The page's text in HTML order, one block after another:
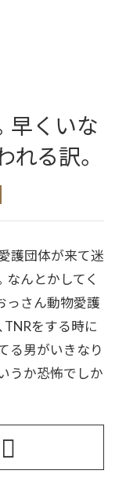
早くいな
る訳。
護団体が来て迷
なんとかしてく
っさん動物愛護
TNRをする時に
る男がいきなり
うか恐怖でしか